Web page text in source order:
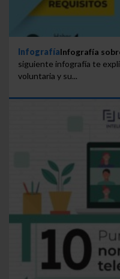
InfografíaInfografía
siguiente infografía te
voluntaria y su...